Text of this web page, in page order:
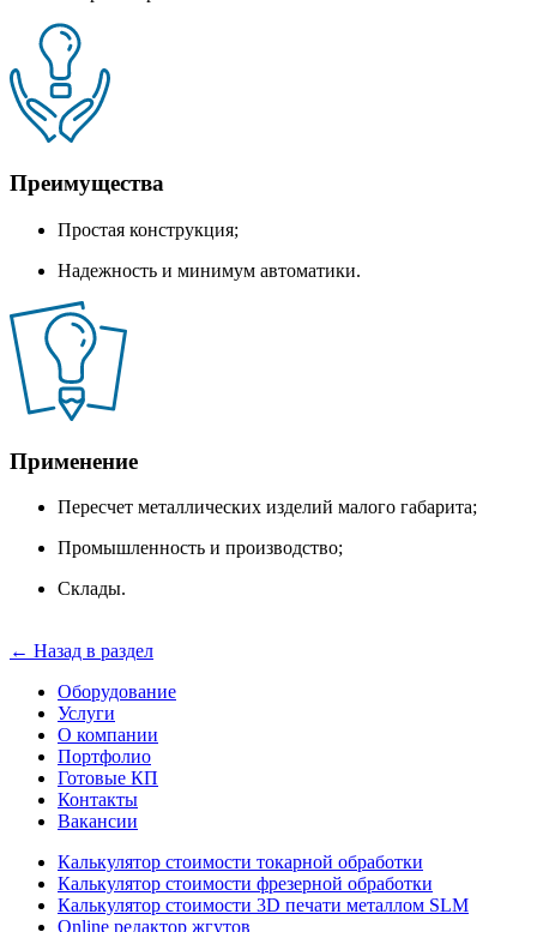
Преимущества
Простая конструкция;
Надежность и минимум автоматики.
Применение
Пересчет металлических изделий малого габарита;
Промышленность и производство;
Склады.
← Назад в раздел
Оборудование
Услуги
О компании
Портфолио
Готовые КП
Контакты
Вакансии
Калькулятор стоимости токарной обработки
Калькулятор стоимости фрезерной обработки
Калькулятор стоимости 3D печати металлом SLM
Online редактор жгутов